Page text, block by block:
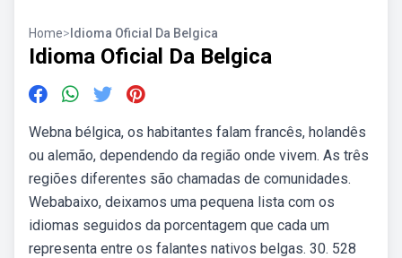
Home> Idioma Oficial Da Belgica
Idioma Oficial Da Belgica
Webna bélgica, os habitantes falam francês, holandês
ou alemão, dependendo da região onde vivem. As três
regiões diferentes são chamadas de comunidades.
Webabaixo, deixamos uma pequena lista com os
idiomas seguidos da porcentagem que cada um
representa entre os falantes nativos belgas. 30. 528